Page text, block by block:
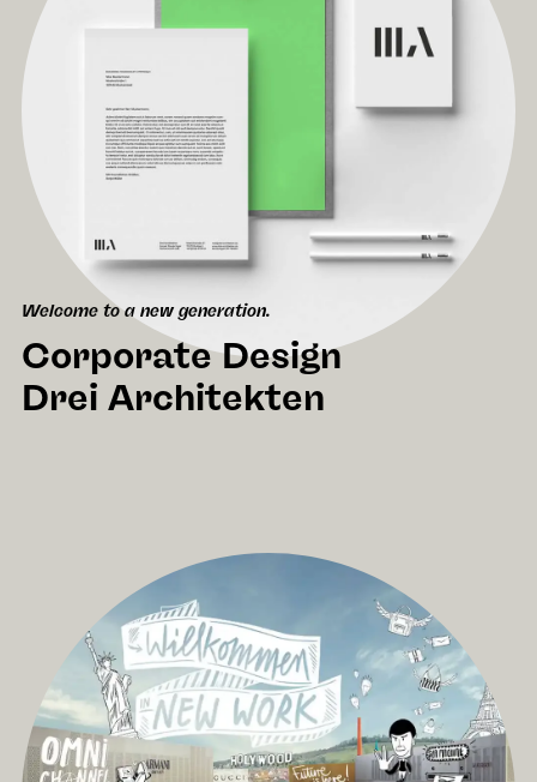
Welcome to a new generation.
Corporate Design
Drei Architekten